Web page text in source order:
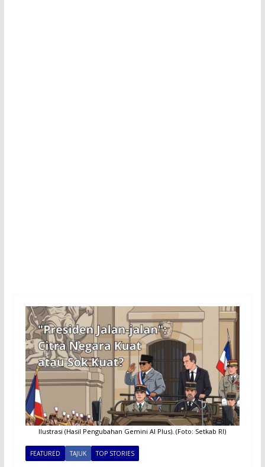
Ilustrasi (Hasil Pengubahan Gemini AI Plus). (Foto: Setkab RI)
FEATURED TAJUK TOP STORIES